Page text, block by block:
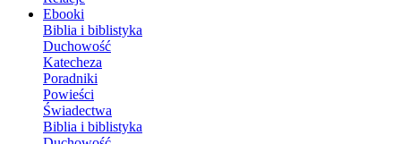
Ebooki
Biblia i biblistyka
Duchowość
Katecheza
Poradniki
Powieści
Świadectwa
Biblia i biblistyka